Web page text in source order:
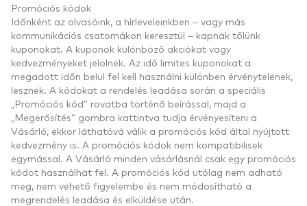
Promóciós kódok
Időnként az olvasóink, a hírleveleinkben – vagy más
kommunikációs csatornákon keresztül – kapnak tőlünk
kuponokat. A kuponok különböző akciókat vagy
kedvezményeket jelölnek. Az idő limites kuponokat a
megadott időn belül fel kell használni különben érvénytelenek,
lesznek. A kódokat a rendelés leadása során a speciális
„Promóciós kód” rovatba történő beírással, majd a
„Megerősítés” gombra kattintva tudja érvényesíteni a
Vásárló, ekkor láthatóvá válik a promóciós kód által nyújtott
kedvezmény is. A promóciós kódok nem kompatibilisek
egymással. A Vásárló minden vásárlásnál csak egy promóciós
kódot használhat fel. A promóciós kód utólag nem adható
meg, nem vehető figyelembe és nem módosítható a
megrendelés leadása és elküldése után.